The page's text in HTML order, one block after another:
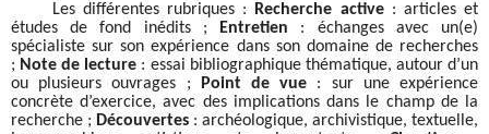
Les différentes rubriques : Recherche active : articles et
études de fond inédits ; Entretien : échanges avec un(e)
spécialiste sur son expérience dans son domaine de recherches
; Note de lecture : essai bibliographique thématique, autour d’un
ou plusieurs ouvrages ; Point de vue : sur une expérience
concrète d’exercice, avec des implications dans le champ de la
recherche ; Découvertes : archéologique, archivistique, textuelle,